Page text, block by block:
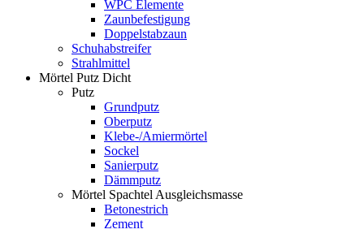
WPC Elemente
Zaunbefestigung
Doppelstabzaun
Schuhabstreifer
Strahlmittel
Mörtel Putz Dicht
Putz
Grundputz
Oberputz
Klebe-/Amiermörtel
Sockel
Sanierputz
Dämmputz
Mörtel Spachtel Ausgleichsmasse
Betonestrich
Zement